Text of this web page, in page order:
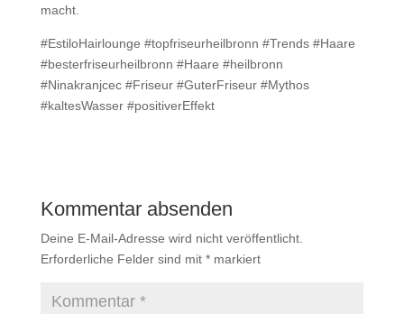
macht.
#EstiloHairlounge #topfriseurheilbronn #Trends #Haare
#besterfriseurheilbronn #Haare #heilbronn
#Ninakranjcec #Friseur #GuterFriseur #Mythos
#kaltesWasser #positiverEffekt
Kommentar absenden
Deine E-Mail-Adresse wird nicht veröffentlicht.
Erforderliche Felder sind mit *markiert